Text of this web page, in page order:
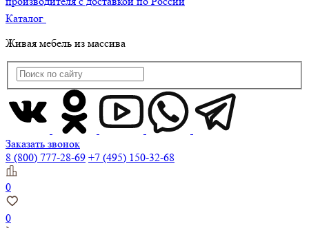
Каталог
Живая мебель из массива
Заказать звонок
8 (800) 777-28-69 +7 (495) 150-32-68
0
0